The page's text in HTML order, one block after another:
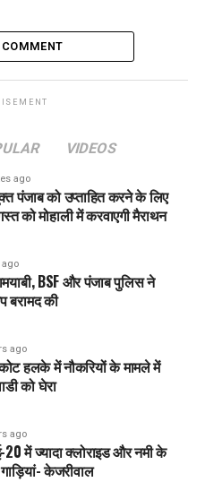
PUNJAB TRENDING
विवाद, किसानों और प्रशासन
में 1500 से अधिक युवाओं
COMMENT
VIDEOS
ago
पंजाब को उप्ताहित करने के लिए
को मोहाली में करवाएगी मैराथन
BSF और पंजाब पुलिस ने
बरामद की
ago
हलके में नौकरियों के मामले में
को घेरा
ago
20 में ज्यादा क्लोराइड और नमी के
केजरीवाल